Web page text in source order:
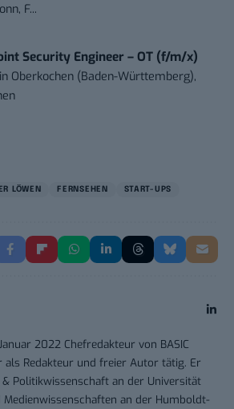
F...
Security Engineer – OT (f/m/x)
in Oberkochen (Baden-Württemberg),
LÖWEN FERNSEHEN START-UPS
2022 Chefredakteur von BASIC
Redakteur und freier Autor tätig. Er
Politikwissenschaft an der Universität
Medienwissenschaften an der Humboldt-